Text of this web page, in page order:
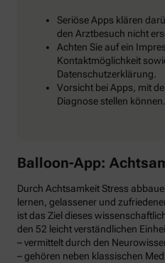
Seriöse Apps klären
den Arztbesuch nicht
Achten Sie auf ein
Kontaktmöglichkeit
Datenschutzerklärung.
Vorsicht bei Apps, mit
Diagnose stellen können.
Balloon-App:
Durch Achtsamkeit Stress
lernen, gelassener und
ist das Ziel dieses
den 52 leicht verständlichen
– vermittelt durch den
– gehören neben klassischen